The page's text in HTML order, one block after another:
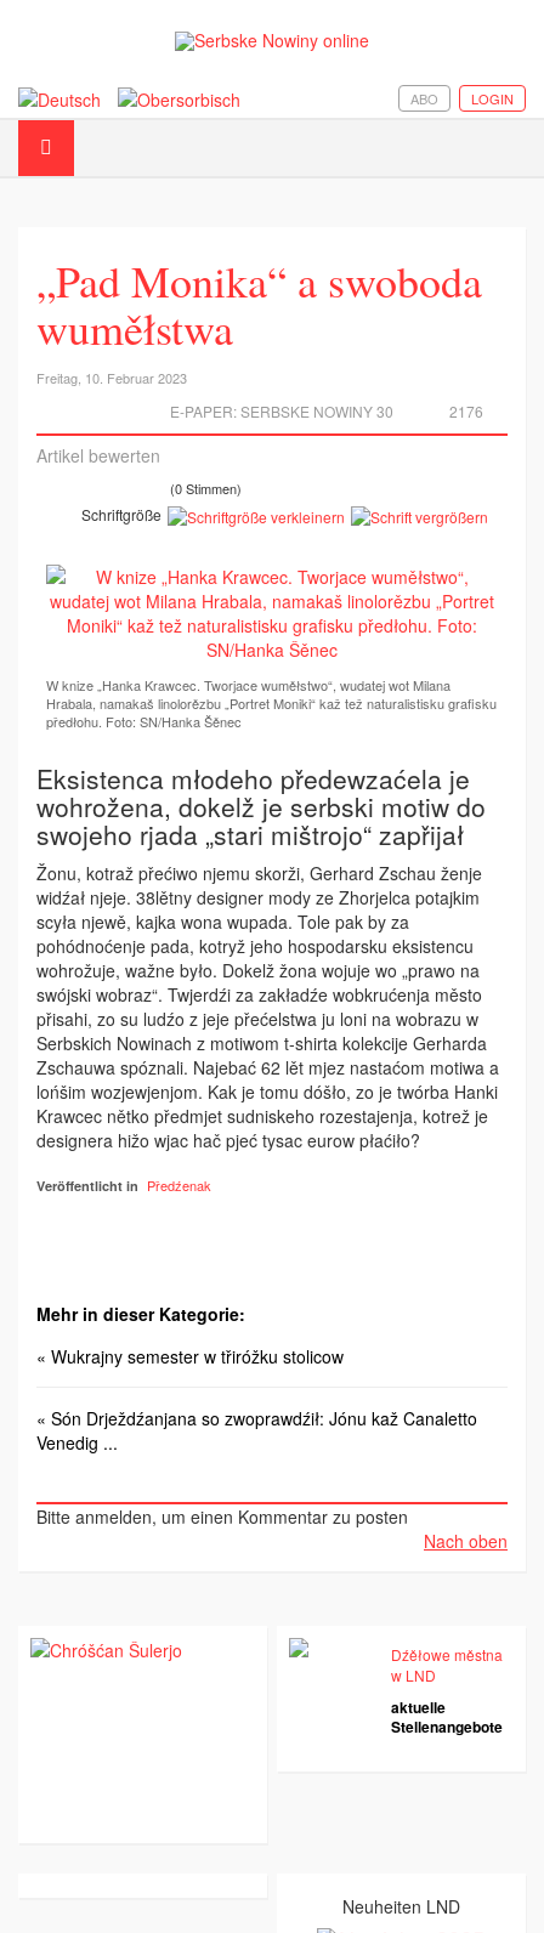
LOGIN
ABO
„Pad Monika“ a swoboda
wuměłstwa
Freitag, 10. Februar 2023
2176
E-PAPER:SERBSKE NOWINY 30
Artikel bewerten
(0 Stimmen)
Schriftgröße
W knize „Hanka Krawcec. Tworjace wuměłstwo“, wudatej wot Milana
Hrabala, namakaš linolorězbu „Portret Moniki“ kaž tež naturalistisku grafisku
předłohu. Foto: SN/Hanka Šěnec
Eksistenca młodeho předewzaćela je
wohrožena, dokelž je serbski motiw do
swojeho rjada „stari mištrojo“ zapřijał
Žonu, kotraž přećiwo njemu skorži, Gerhard Zschau ženje
widźał njeje. 38lětny designer mody ze Zhorjelca potajkim
scyła njewě, kajka wona wupada. Tole pak by za
pohódnoćenje pada, kotryž jeho hospodarsku eksistencu
wohrožuje, wažne było. Dokelž žona wojuje wo „prawo na
swójski wobraz“. Twjerdźi za zakładźe wobkrućenja město
přisahi, zo su ­ludźo z jeje přećelstwa ju loni na wo­brazu w
Serbskich Nowinach z motiwom t-shirta kolekcije Gerharda
Zschauwa spóznali. Najebać 62 lět mjez nastaćom motiwa a
lońšim wozjewjenjom. Kak je tomu dóšło, zo je twórba Hanki
Krawcec nětko předmjet sudniskeho rozestajenja, kotrež je
designera hižo wjac hač pjeć tysac eurow płaćiło?
Veröffentlicht in Předźenak
Mehr in dieser Kategorie:
« Wukrajny semester w třiróžku stolicow
« Són Drježdźanjana so zwoprawdźił: Jónu kaž Canaletto
Venedig ...
Bitte anmelden, um einen Kommentar zu posten
Nach oben
Dźěłowe městna
w LND
aktuelle
Stellenangebote
Neuheiten LND